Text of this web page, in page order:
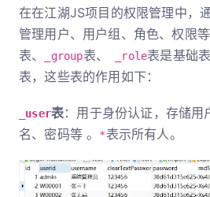
在在江湖JS项目的权限管理中，
管理用户、用户组、角色、权限等
表、 _group表、 _role表是基础
表，这些表的作用如下：
_user表：用于身份认证，存储用
名、密码等 。
*表示所有人。